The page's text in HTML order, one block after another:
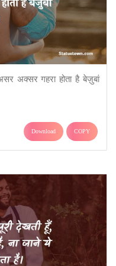
अक्सर गहरा होता है बेज़ुबां
Download COPY